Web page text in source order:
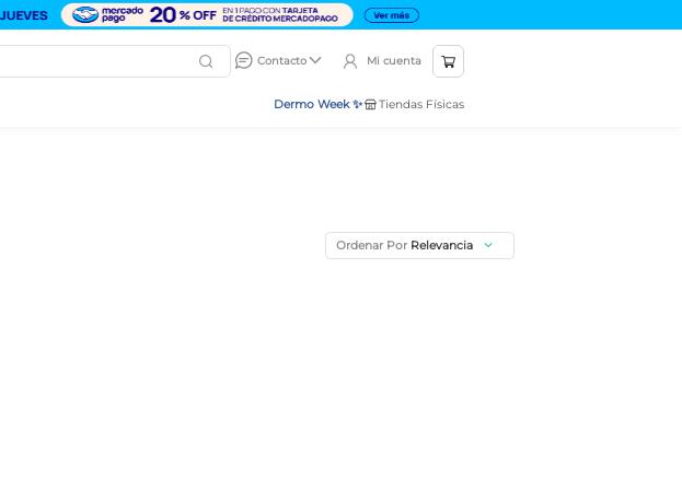
Contacto
Mi cuenta
Dermo Week ✨ Tiendas Físicas
Ordenar Por Relevancia